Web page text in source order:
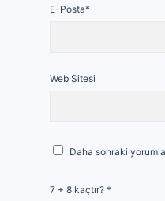
E-Posta*
Web Sitesi
Daha sonraki
7 + 8 kaçtır? *